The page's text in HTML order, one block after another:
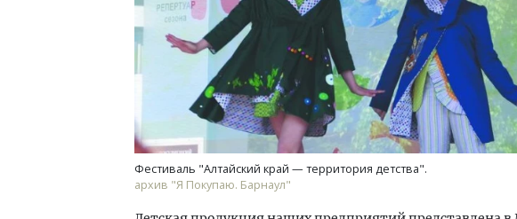
Фестиваль "Алтайский край — территория детства".
архив "Я Покупаю. Барнаул"